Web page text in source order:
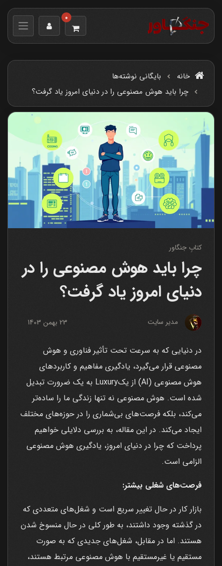
0
خانه
بایگانی نوشته‌ها
چرا باید هوش مصنوعی را در دنیای امروز یاد گرفت؟
کتابِ جنگاور
چرا باید هوش مصنوعی را در
دنیای امروز یاد گرفت؟
مدیر سایت 23 بهمن 1403
در دنیایی که به سرعت تحت تأثیر فناوری و هوش
مصنوعی قرار می‌گیرد، یادگیری مفاهیم و کاربردهای
هوش مصنوعی (AI) از یکLuxury به یک ضرورت تبدیل
شده است. هوش مصنوعی نه تنها زندگی ما را ساده‌تر
می‌کند، بلکه فرصت‌های بی‌شماری را در حوزه‌های مختلف
ایجاد می‌کند. در این مقاله، به بررسی دلایلی خواهیم
پرداخت که چرا در دنیای امروز، یادگیری هوش مصنوعی
الزامی است.
فرصت‌های شغلی بیشتر:
بازار کار در حال تغییر سریع است و شغل‌های متعددی که
در گذشته وجود داشتند، به طور کلی در حال منسوخ شدن
هستند. اما در مقابل، شغل‌های جدیدی که به صورت
مستقیم یا غیرمستقیم با هوش مصنوعی مرتبط هستند،